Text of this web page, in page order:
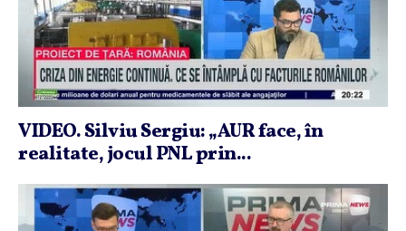
VIDEO. Silviu Sergiu: „AUR face, în
realitate, jocul PNL prin...